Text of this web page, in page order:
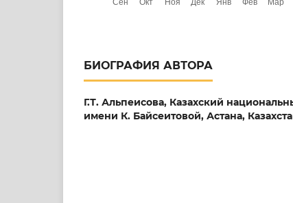
БИОГРАФИЯ АВТОРА
Г.Т. Альпеисова, Казахский
имени К. Байсеитовой, Астана,